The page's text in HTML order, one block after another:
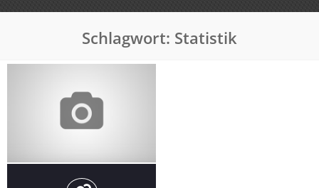
Schlagwort: Statistik